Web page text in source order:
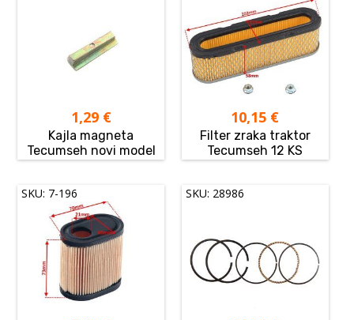
1,29 €
Kajla magneta
Tecumseh novi model
10,15 €
Filter zraka traktor
Tecumseh 12 KS
SKU: 7-196 SKU: 28986